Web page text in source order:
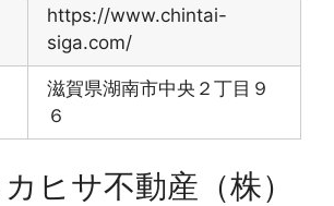
https://www.chintai-
siga.com/
滋賀県湖南市中央２丁目９
６
ヒサ不動産（株）